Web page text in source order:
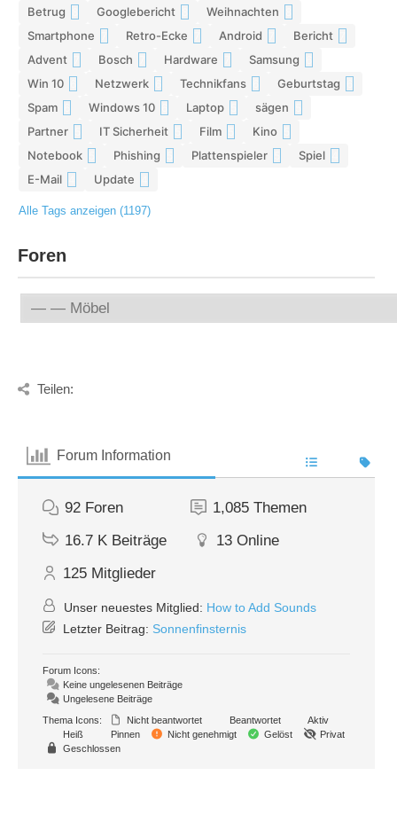
Betrug Googlebericht Weihnachten
Smartphone Retro-Ecke Android Bericht
Advent Bosch Hardware Samsung
Win 10 Netzwerk Technikfans Geburtstag
Spam Windows 10 Laptop sägen
Partner IT Sicherheit Film Kino
Notebook Phishing Plattenspieler Spiel
E-Mail Update
Alle Tags anzeigen (1197)
Foren
Teilen:
Forum Information
92 Foren 1,085 Themen
16.7 K Beiträge 13 Online
125 Mitglieder
Unser neuestes Mitglied: How to Add Sounds
Letzter Beitrag: Sonnenfinsternis
Forum Icons:
Keine ungelesenen Beiträge
Ungelesene Beiträge
Thema Icons:
Nicht beantwortet Beantwortet
Aktiv
Heiß
Pinnen Nicht genehmigt Gelöst
Privat
Geschlossen